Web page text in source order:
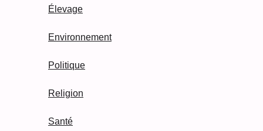
Élevage
Environnement
Politique
Religion
Santé